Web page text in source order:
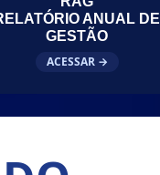
ANUAL DE
GESTÃO
ACESSAR →